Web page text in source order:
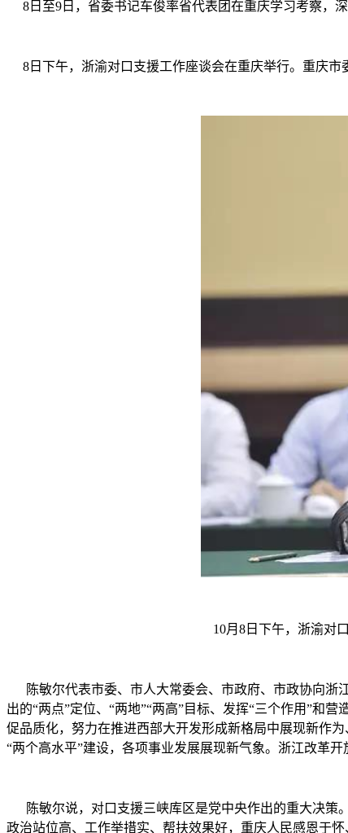
8日至9日，省委书记车俊率省代表团在重庆学习考察，深
8日下午，浙渝对口支援工作座谈会在重庆举行。重庆市
10月8日下午，浙渝对
陈敏尔代表市委、市人大常委会、市政府、市政协向浙
出的“两点”定位、“两地”“两高”目标、发挥“三个作用”和
促品质化，努力在推进西部大开发形成新格局中展现新作
“两个高水平”建设，各项事业发展展现新气象。浙江改革
陈敏尔说，对口支援三峡库区是党中央作出的重大决策
政治站位高、工作举措实、帮扶效果好，重庆人民感恩于